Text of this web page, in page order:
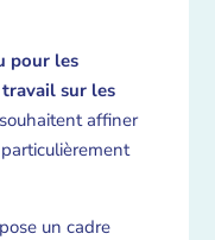
pour les
sur les
affiner
un cadre